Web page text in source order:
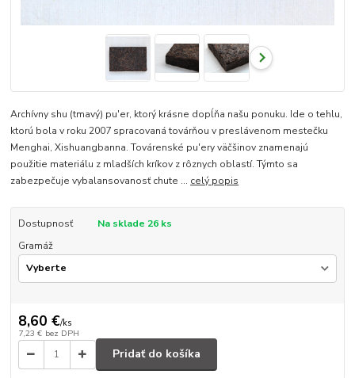
Archívny shu (tmavý) pu'er, ktorý krásne dopĺňa našu ponuku. Ide o tehlu,
ktorú bola v roku 2007 spracovaná továrňou v preslávenom mestečku
Menghai, Xishuangbanna. Továrenské pu'ery väčšinov znamenajú
použitie materiálu z mladších kríkov z rôznych oblastí. Týmto sa
zabezpečuje vybalansovanosť chute ... celý popis
Dostupnosť
Na sklade 26 ks
Gramáž
8,60 €/ks
7,23 € bez DPH
Pridať do košíka